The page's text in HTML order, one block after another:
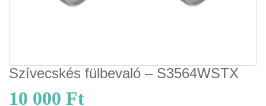
Szívecskés fülbevaló – S3564WSTX
10 000 Ft